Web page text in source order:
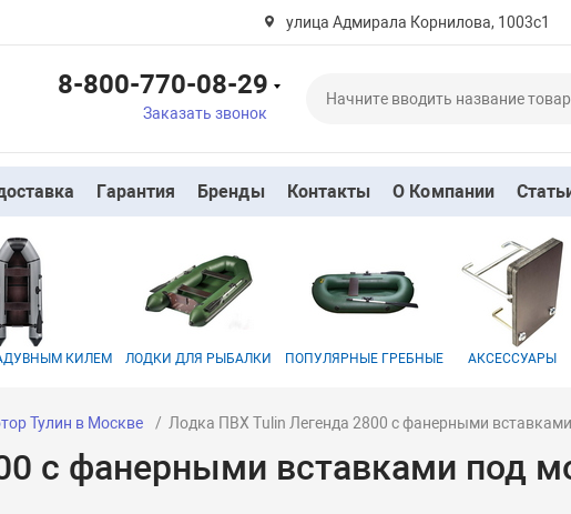
улица Адмирала Корнилова, 1003с1
8-800-770-08-29
Заказать звонок
Гарантия Бренды Контакты О Компании
КИЛЕМ ЛОДКИ ДЛЯ РЫБАЛКИ ПОПУЛЯРНЫЕ ГРЕБНЫЕ АКСЕССУАРЫ
Тулин в Москве Лодка ПВХ Tulin Легенда 2800 с фанерными
с фанерными вставками под